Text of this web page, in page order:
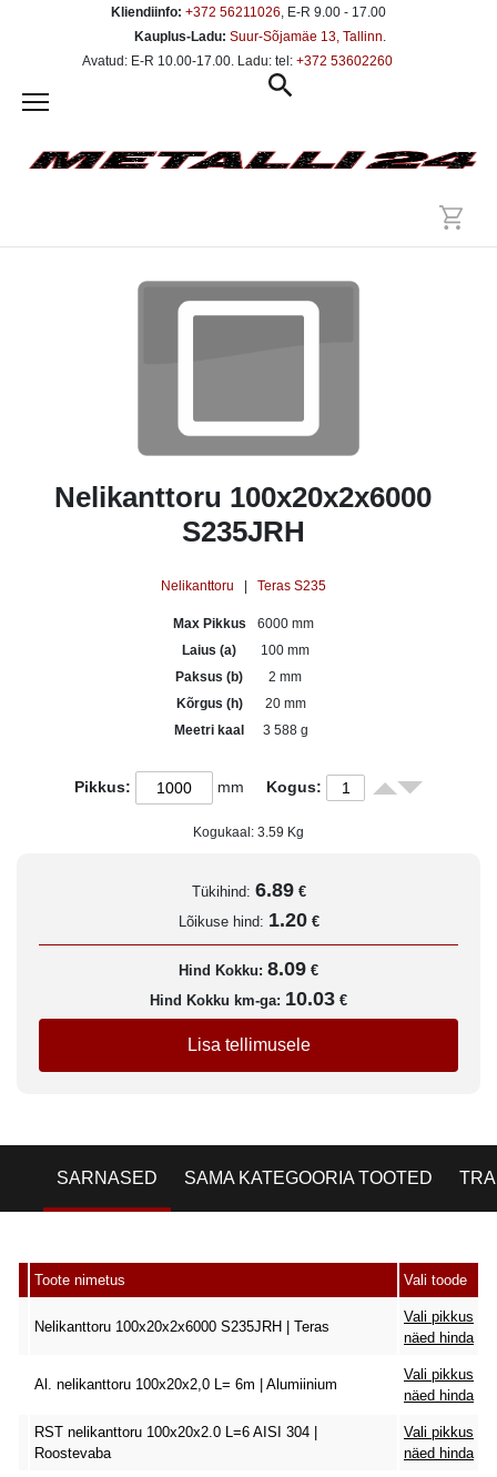
Kliendiinfo: +372 56211026, E-R 9.00 - 17.00
Kauplus-Ladu: Suur-Sõjamäe 13, Tallinn.
Avatud: E-R 10.00-17.00. Ladu: tel: +372 53602260
Nelikanttoru 100x20x2x6000
S235JRH
Nelikanttoru Teras S235
Max Pikkus
6000 mm
Laius (a)
100 mm
Paksus (b)
2 mm
Kõrgus (h)
20 mm
Meetri kaal
3 588 g
Pikkus: mm Kogus:
Kogukaal: 3.59 Kg
Tükihind: 6.89 €
Lõikuse hind: 1.20 €
Hind Kokku: 8.09 €
Hind Kokku km-ga: 10.03 €
Lisa tellimusele
SARNASED SAMA KATEGOORIA TOOTED
Toote nimetus Vali toode
Nelikanttoru 100x20x2x6000 S235JRH | Teras
Vali pikkus
näed hinda
Al. nelikanttoru 100x20x2,0 L= 6m | Alumiinium
Vali pikkus
näed hinda
RST nelikanttoru 100x20x2.0 L=6 AISI 304 |
Roostevaba
Vali pikkus
näed hinda